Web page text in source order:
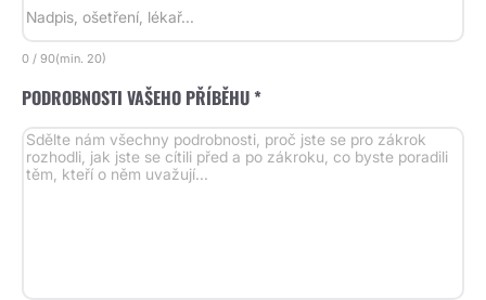
0 / 90(min. 20)
PODROBNOSTI VAŠEHO PŘÍBĚHU *